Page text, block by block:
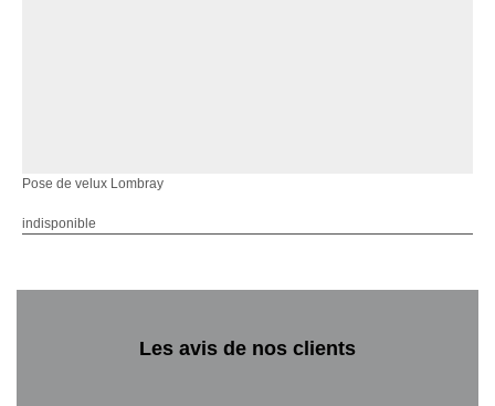
Pose de velux Lombray
indisponible
Les avis de nos clients